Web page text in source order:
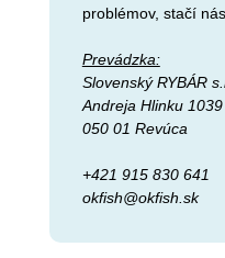
problémov, stačí
Prevádzka:
Slovenský RYBÁR
Andreja Hlinku 1039
050 01 Revúca
+421 915 830 641
okfish@okfish.sk